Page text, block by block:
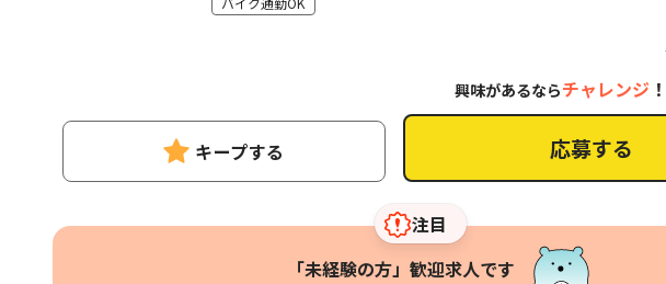
キープする
興味があるならチャレンジ
応募する
注目
「未経験の方」歓迎求人です